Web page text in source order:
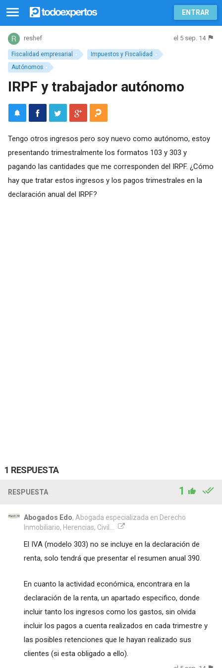
ENTRAR
Fiscalidad empresarial
Impuestos y Fiscalidad
Autónomos
reshef el 5 sep. 14
IRPF y trabajador autónomo
Tengo otros ingresos pero soy nuevo como autónomo, estoy
presentando trimestralmente los formatos 103 y 303 y
pagando las cantidades que me corresponden del IRPF. ¿Cómo
hay que tratar estos ingresos y los pagos trimestrales en la
declaración anual del IRPF?
1 RESPUESTA
RESPUESTA 1
Abogados Edo, Abogada especializada en Derecho
Inmobiliario, Herencias, Civil...
El IVA (modelo 303) no se incluye en la declaración de
renta, solo tendrá que presentar el resumen anual 390.
En cuanto la actividad económica, encontrara en la
declaración de la renta, un apartado especifico, donde
incluir tanto los ingresos como los gastos, sin olvida
incluir los pagos a cuenta realizados en cada trimestre y
las posibles retenciones que le hayan realizado sus
clientes (si esta obligado a ello).